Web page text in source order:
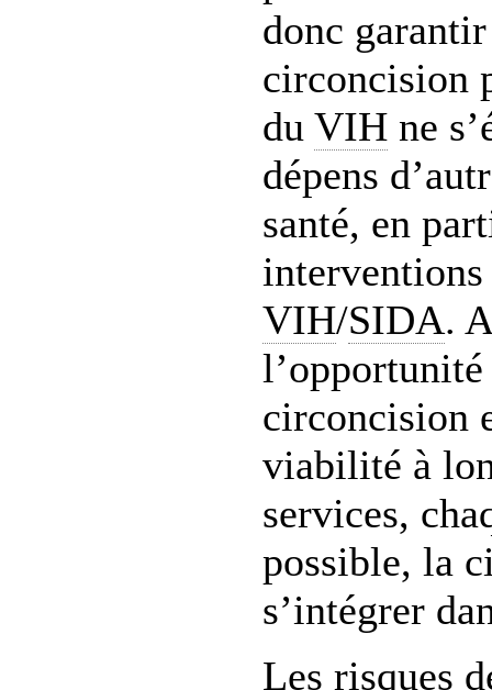
donc
circoncision
du VIH ne
dépens
santé, en
VIH/SIDA.
circoncision
viabilité à
services,
possible, la
s’intégrer
Les risques